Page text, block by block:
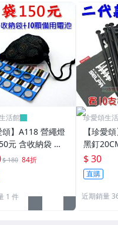
活館
頌】A118 營繩燈
元 含收納袋 備
營釘燈 帳篷燈 露
示燈 營燈 掛繩燈
燈
$ 180 84折
1 件
珍愛頌生
【珍愛
黑釘
收納袋
帳 天幕
營繩 非
$ 30
直購
近期銷量